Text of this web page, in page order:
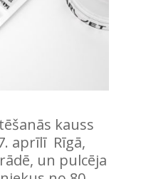
kauss
aprīlī Rīgā,
un pulcēja